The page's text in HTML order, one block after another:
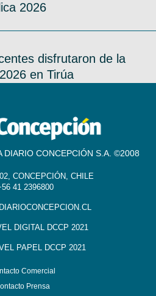
2026
disfrutaron de la
en Tirúa
DIARIO CONCEPCIÓN S.A. ©2008
CONCEPCIÓN, CHILE
41 2396800
DIGITAL DCCP 2021
PAPEL DCCP 2021
Comercial
Prensa